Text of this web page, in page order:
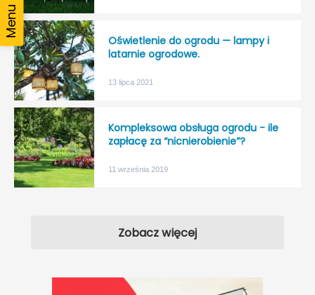
Oświetlenie do ogrodu — lampy i
latarnie ogrodowe.
13 lipca 2021
Kompleksowa obsługa ogrodu - ile
zapłacę za “nicnierobienie”?
11 września 2019
Zobacz więcej